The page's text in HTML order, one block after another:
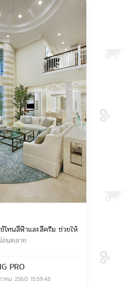
Save
โทนสีฟ้าและสีครีม ช่วยให้
นคลาย
PRO
คม 2560 15:59:43